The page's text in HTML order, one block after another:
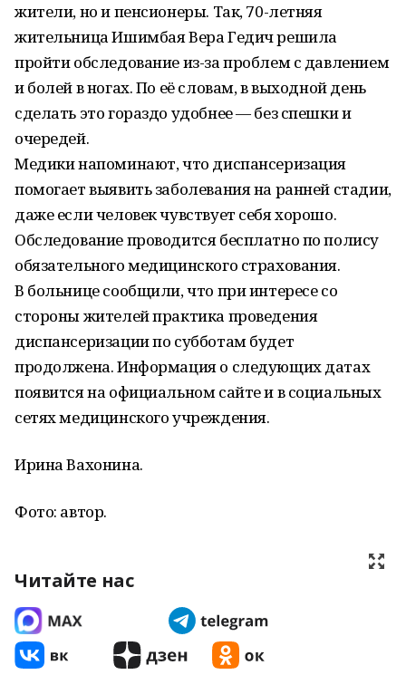
жители, но и пенсионеры. Так, 70-летняя
жительница Ишимбая Вера Гедич решила
пройти обследование из-за проблем с давлением
и болей в ногах. По её словам, в выходной день
сделать это гораздо удобнее — без спешки и
очередей.
Медики напоминают, что диспансеризация
помогает выявить заболевания на ранней стадии,
даже если человек чувствует себя хорошо.
Обследование проводится бесплатно по полису
обязательного медицинского страхования.
В больнице сообщили, что при интересе со
стороны жителей практика проведения
диспансеризации по субботам будет
продолжена. Информация о следующих датах
появится на официальном сайте и в социальных
сетях медицинского учреждения.
Ирина Вахонина.
Фото: автор.
Читайте нас